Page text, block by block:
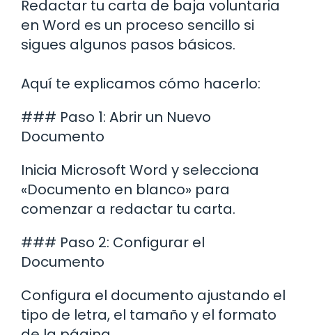
Redactar tu carta de baja voluntaria
en Word es un proceso sencillo si
sigues algunos pasos básicos.
Aquí te explicamos cómo hacerlo:
### Paso 1: Abrir un Nuevo
Documento
Inicia Microsoft Word y selecciona
«Documento en blanco» para
comenzar a redactar tu carta.
### Paso 2: Configurar el
Documento
Configura el documento ajustando el
tipo de letra, el tamaño y el formato